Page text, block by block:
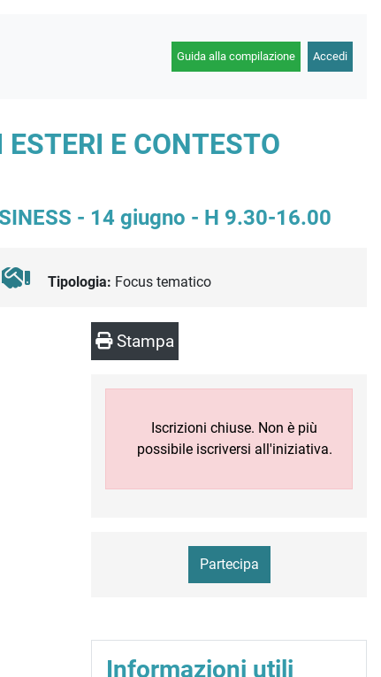
Guida alla compilazione Accedi
E CONTESTO
- 14 giugno - H 9.30-16.00
Tipologia: Focus tematico
Stampa
Iscrizioni chiuse. Non è più
possibile iscriversi all'iniziativa.
Partecipa
Informazioni utili